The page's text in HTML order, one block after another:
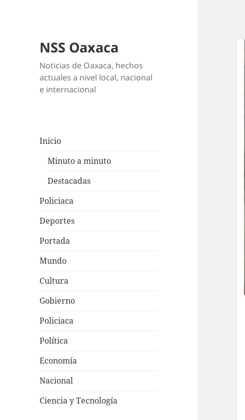
NSS Oaxaca
Noticias de Oaxaca, hechos
actuales a nivel local, nacional
e internacional
Inicio
Minuto a minuto
Destacadas
Policiaca
Deportes
Portada
Mundo
Cultura
Gobierno
Policiaca
Política
Economía
Nacional
Ciencia y Tecnología